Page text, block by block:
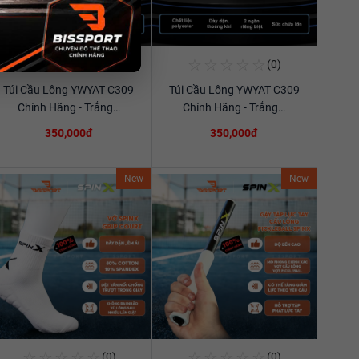
Mua Ngay
Xem chi tiết
☆☆☆☆
(0)
Túi Cầu Lông YWYAT C309
Chính Hãng - Trắng…
350,000đ
Xem chi tiết
(0)
Túi Cầu Lông YWYAT C309
Chính Hãng - Trắng…
350,000đ
New New